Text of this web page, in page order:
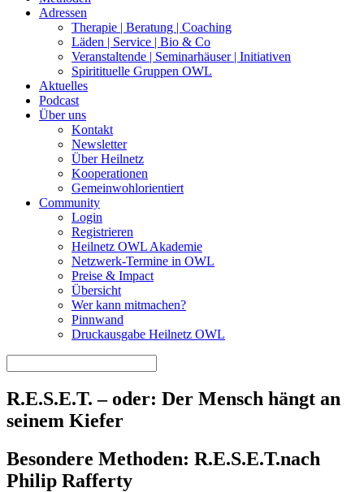
Adressen
Therapie | Beratung | Coaching
Läden | Service | Bio & Co
Veranstaltende | Seminarhäuser | Initiativen
Spiritituelle Gruppen OWL
Aktuelles
Podcast
Über uns
Kontakt
Newsletter
Über Heilnetz
Kooperationen
Gemeinwohlorientiert
Community
Login
Registrieren
Heilnetz OWL Akademie
Netzwerk-Termine in OWL
Preise & Impact
Übersicht
Wer kann mitmachen?
Pinnwand
Druckausgabe Heilnetz OWL
R.E.S.E.T. – oder: Der Mensch hängt an
seinem Kiefer
Besondere Methoden: R.E.S.E.T.nach
Philip Rafferty